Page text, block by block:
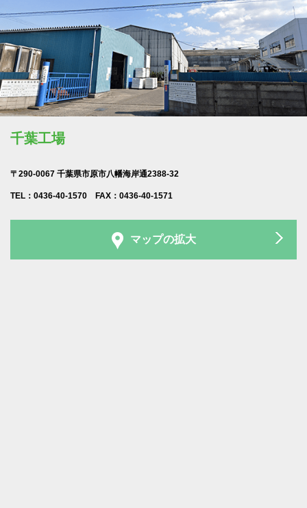
千葉工場
〒290-0067 千葉県市原市八幡海岸通2388-32
TEL：0436-40-1570 FAX：0436-40-1571
マップの拡大